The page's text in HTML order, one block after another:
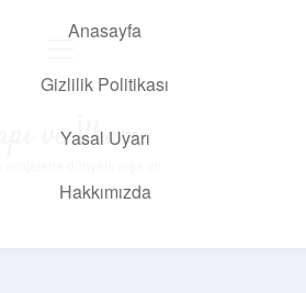
Anasayfa
Gizlilik Politikası
Yasal Uyarı
Hakkımızda
Yapı ve İlham